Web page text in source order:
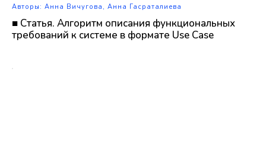
Авторы: Анна Вичугова, Анна Гасраталиева
■ Статья. Алгоритм описания функциональных
требований к системе в формате Use Case